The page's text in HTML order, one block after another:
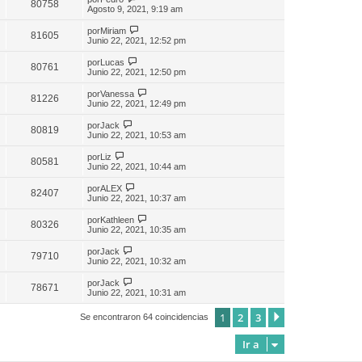
80758
Agosto 9, 2021, 9:19 am
81605 porMiriam
Junio 22, 2021, 12:52 pm
80761 porLucas
Junio 22, 2021, 12:50 pm
81226 porVanessa
Junio 22, 2021, 12:49 pm
80819 porJack
Junio 22, 2021, 10:53 am
80581 porLiz
Junio 22, 2021, 10:44 am
82407 porALEX
Junio 22, 2021, 10:37 am
80326 porKathleen
Junio 22, 2021, 10:35 am
79710 porJack
Junio 22, 2021, 10:32 am
78671 porJack
Junio 22, 2021, 10:31 am
Se encontraron 64 coincidencias 1 2 3
Ir a